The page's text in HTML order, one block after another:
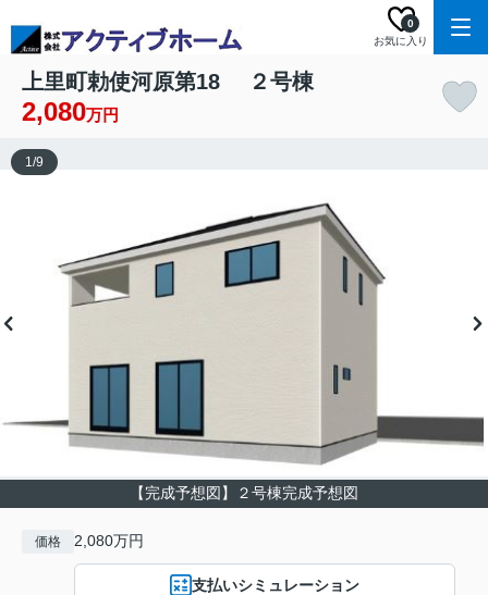
お気に入り
0
上里町勅使河原第18 ２号棟
2,080万円
【完成予想図】２号棟完成予想図
1/9
価格 2,080万円
支払いシミュレーション